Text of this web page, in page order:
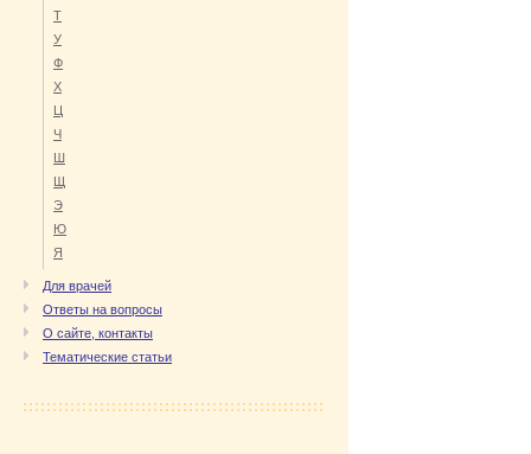
Т
У
Ф
Х
Ц
Ч
Ш
Щ
Э
Ю
Я
Для врачей
Ответы на вопросы
О сайте, контакты
Тематические статьи